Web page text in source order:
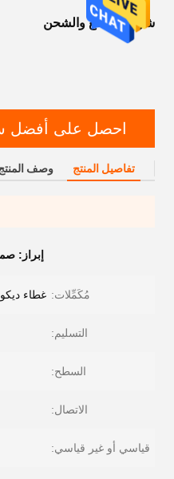
شروط الدفع والشحن
احصل على أفضل
تفاصيل المنتج وصف
إبراز:
مُكَمِّلات: غطاء
التسليم:
السطح:
الاتصال:
قياسي أو غير قياسي: